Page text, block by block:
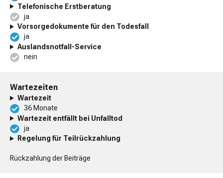
Telefonische Erstberatung
ja
Vorsorgedokumente für den Todesfall
ja
Auslandsnotfall-Service
nein
Wartezeiten
Wartezeit
36 Monate
Wartezeit entfällt bei Unfalltod
ja
Regelung für Teilrückzahlung
Rückzahlung der Beiträge